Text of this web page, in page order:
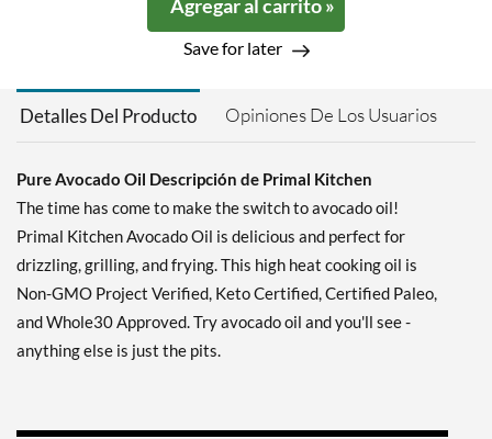
Agregar al carrito »
Save for later
Detalles Del Producto Opiniones De Los Usuarios
Pure Avocado Oil Descripción de Primal Kitchen
The time has come to make the switch to avocado oil!
Primal Kitchen Avocado Oil is delicious and perfect for
drizzling, grilling, and frying. This high heat cooking oil is
Non-GMO Project Verified, Keto Certified, Certified Paleo,
and Whole30 Approved. Try avocado oil and you'll see -
anything else is just the pits.